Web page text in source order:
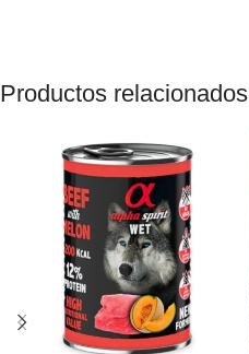
Productos relacionados